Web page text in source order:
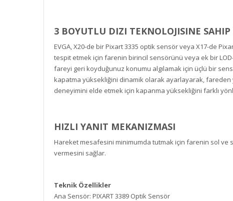
3 BOYUTLU DIZI TEKNOLOJISINE SAHIP
EVGA, X20-de bir Pixart 3335 optik sensör veya X17-de
tespit etmek için farenin birincil sensörünü veya ek bir
fareyi geri koyduğunuz konumu algılamak için üçlü bir
kapatma yüksekliğini dinamik olarak ayarlayarak, fareden
deneyimini elde etmek için kapanma yüksekliğini farklı
HIZLI YANIT MEKANIZMASI
Hareket mesafesini minimumda tutmak için farenin sol ve
vermesini sağlar.
Teknik Özellikler
Ana Sensör: PIXART 3389 Optik Sensör